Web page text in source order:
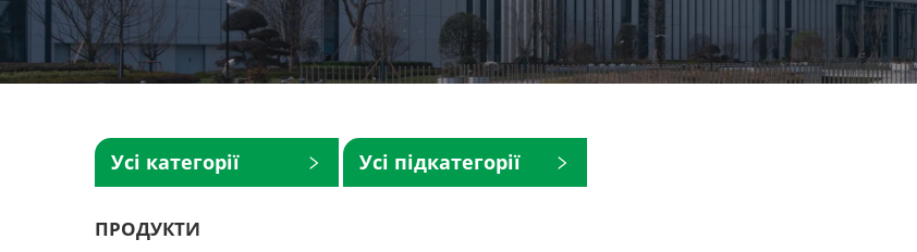
Усі категорії Усі підкатегорії
ПРОДУКТИ